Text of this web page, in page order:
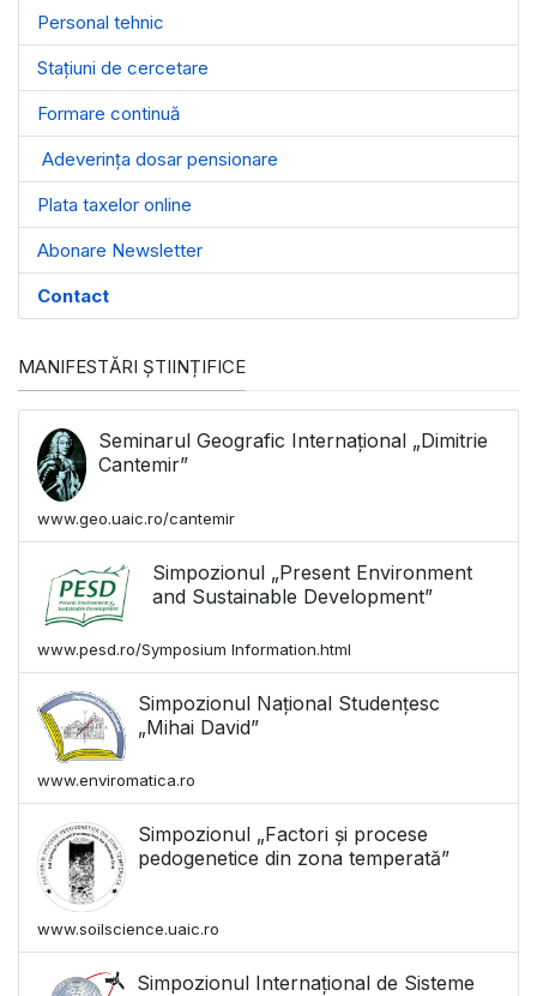
Personal tehnic
Stațiuni de cercetare
Formare continuă
Adeverința dosar pensionare
Plata taxelor online
Abonare Newsletter
Contact
MANIFESTĂRI ȘTIINȚIFICE
Seminarul Geografic Internațional „Dimitrie
Cantemir”
www.geo.uaic.ro/cantemir
Simpozionul „Present Environment
and Sustainable Development”
www.pesd.ro/Symposium Information.html
Simpozionul Național Studențesc
„Mihai David”
www.enviromatica.ro
Simpozionul „Factori și procese
pedogenetice din zona temperată”
www.soilscience.uaic.ro
Simpozionul Internațional de Sisteme